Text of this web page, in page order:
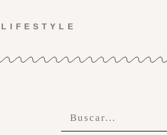
LIFESTYLE